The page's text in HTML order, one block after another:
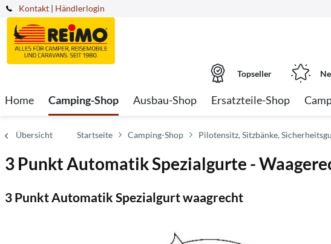
Kontakt | Händlerlogin
Topseller
Home Camping-Shop Ausbau-Shop Ersatzteile-Shop
Übersicht Startseite Camping-Shop Pilotensitz, Sitzbänke,
3 Punkt Automatik Spezialgurte -
3 Punkt Automatik Spezialgurt waagrecht